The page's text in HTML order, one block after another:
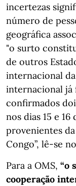
incertezas
número de
geográfica
"o surto
de outros
internacional
internacional já
confirmados
nos dias 15 e
provenientes
Congo”, lê-se
Para a OMS, “o
cooperação